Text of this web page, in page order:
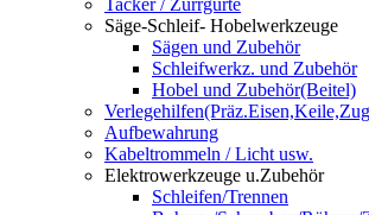
Tacker / Zurrgurte
Säge-Schleif- Hobelwerkzeuge
Sägen und Zubehör
Schleifwerkz. und Zubehör
Hobel und Zubehör(Beitel)
Aufbewahrung
Kabeltrommeln / Licht usw.
Elektrowerkzeuge u.Zubehör
Schleifen/Trennen